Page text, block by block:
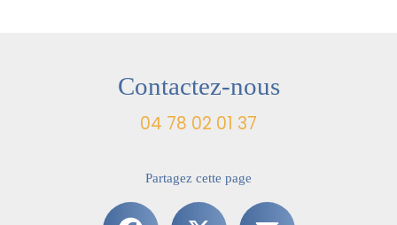
Contactez-nous
04 78 02 01 37
Partagez cette page
Facebook